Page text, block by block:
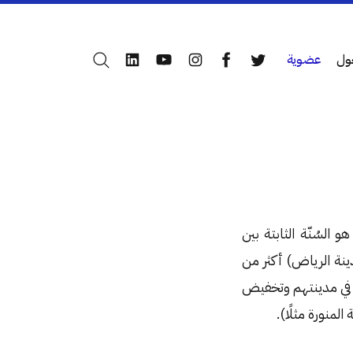
عضوية
السُنّة الثابتة بين
الرياض) أكثر من
في مدينتهم وتخفيض
مثلًا).